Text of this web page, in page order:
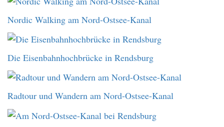
Nordic Walking am Nord-Ostsee-Kanal
Die Eisenbahnhochbrücke in Rendsburg
Radtour und Wandern am Nord-Ostsee-Kanal